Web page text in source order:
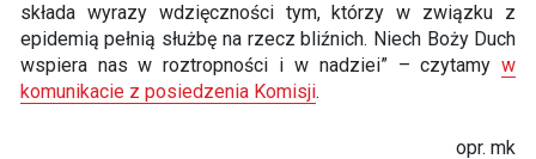
składa wyrazy wdzięczności tym, którzy w związku z
epidemią pełnią służbę na rzecz bliźnich. Niech Boży Duch
wspiera nas w roztropności i w nadziei” – czytamyw
komunikacie z posiedzenia Komisji.
opr. mk